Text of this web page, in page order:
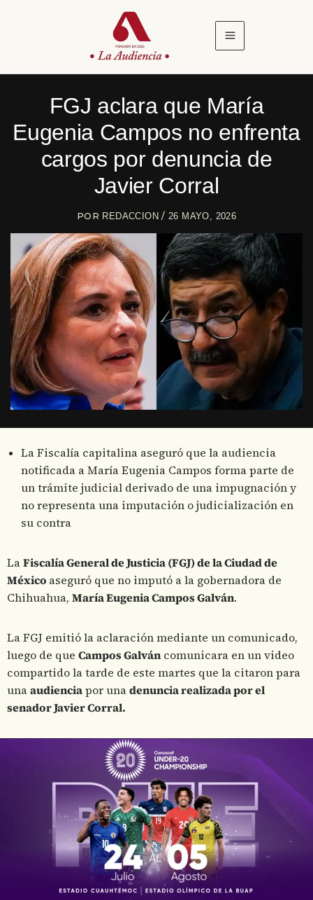
FGJ aclara que María
Eugenia Campos no enfrenta
cargos por denuncia de
Javier Corral
POR REDACCION/ 26 MAYO, 2026
La Fiscalía capitalina aseguró que la audiencia
notificada a María Eugenia Campos forma parte de
un trámite judicial derivado de una impugnación y
no representa una imputación o judicialización en
su contra
LaFiscalía General de Justicia (FGJ) de la Ciudad de
México aseguró que no imputó a la gobernadora de
Chihuahua, María Eugenia Campos Galván.
La FGJ emitió la aclaración mediante un comunicado,
luego de que Campos Galván comunicara en un video
compartido la tarde de este martes que la citaron para
unaaudienciapor unadenuncia realizada por el
senador Javier Corral.